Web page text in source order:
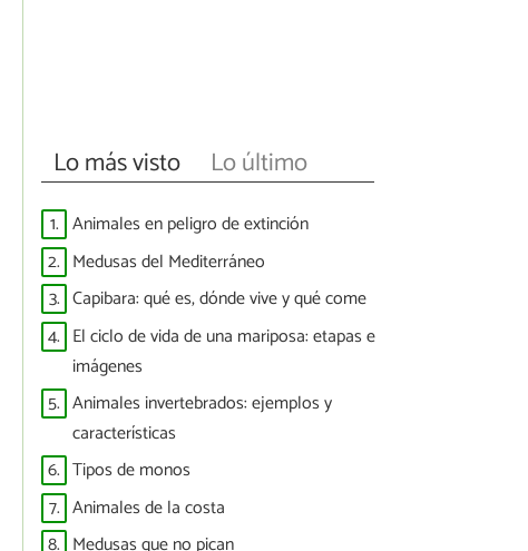
Lo más visto Lo último
1. Animales en peligro de extinción
2. Medusas del Mediterráneo
3. Capibara: qué es, dónde vive y qué come
4. El ciclo de vida de una mariposa: etapas e
imágenes
5. Animales invertebrados: ejemplos y
características
6. Tipos de monos
7. Animales de la costa
8. Medusas que no pican